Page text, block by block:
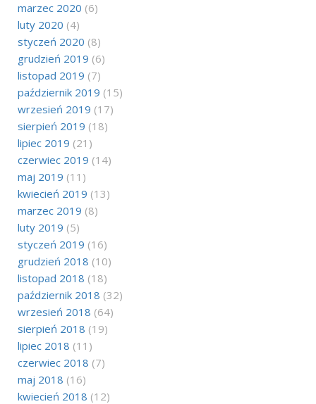
marzec 2020 (6)
luty 2020 (4)
styczeń 2020 (8)
grudzień 2019 (6)
listopad 2019 (7)
październik 2019 (15)
wrzesień 2019 (17)
sierpień 2019 (18)
lipiec 2019 (21)
czerwiec 2019 (14)
maj 2019 (11)
kwiecień 2019 (13)
marzec 2019 (8)
luty 2019 (5)
styczeń 2019 (16)
grudzień 2018 (10)
listopad 2018 (18)
październik 2018 (32)
wrzesień 2018 (64)
sierpień 2018 (19)
lipiec 2018 (11)
czerwiec 2018 (7)
maj 2018 (16)
kwiecień 2018 (12)